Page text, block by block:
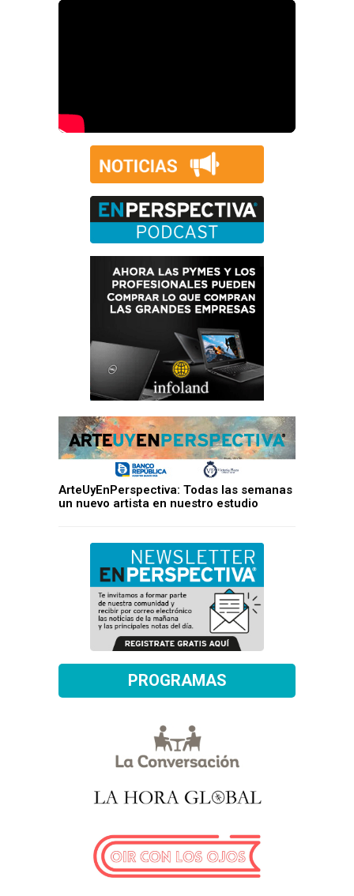
ArteUyEnPerspectiva: Todas las semanas
un nuevo artista en nuestro estudio
PROGRAMAS